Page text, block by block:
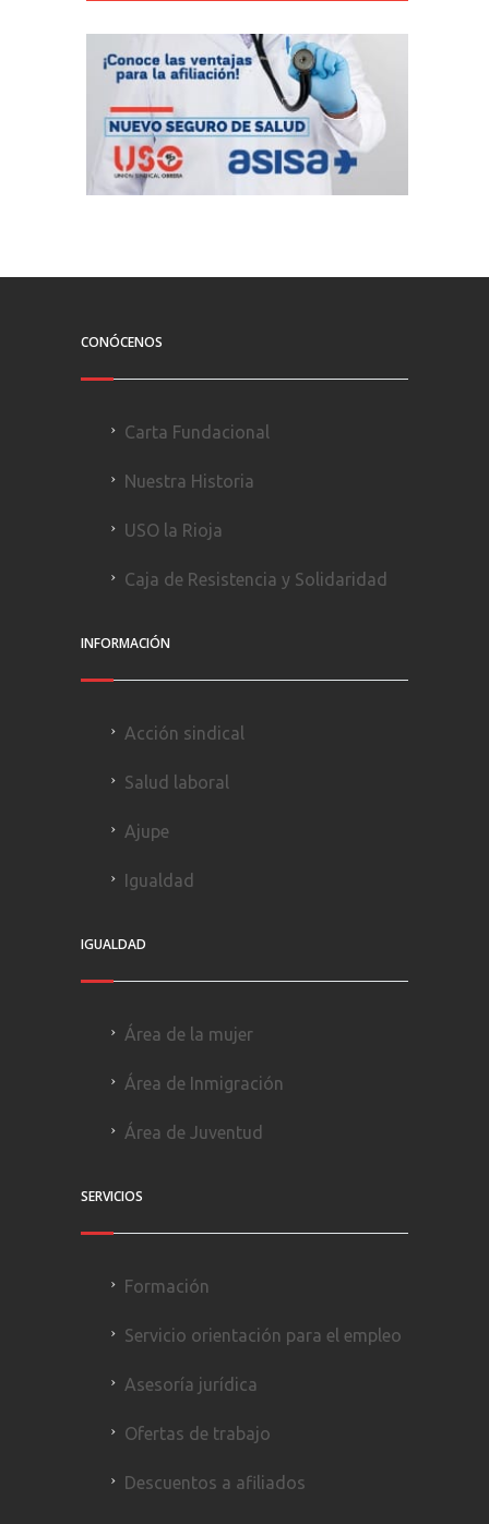
CONÓCENOS
Carta Fundacional
Nuestra Historia
USO la Rioja
Caja de Resistencia y Solidaridad
INFORMACIÓN
Acción sindical
Salud laboral
Ajupe
Igualdad
IGUALDAD
Área de la mujer
Área de Inmigración
Área de Juventud
SERVICIOS
Formación
Servicio orientación para el empleo
Asesoría jurídica
Ofertas de trabajo
Descuentos a afiliados